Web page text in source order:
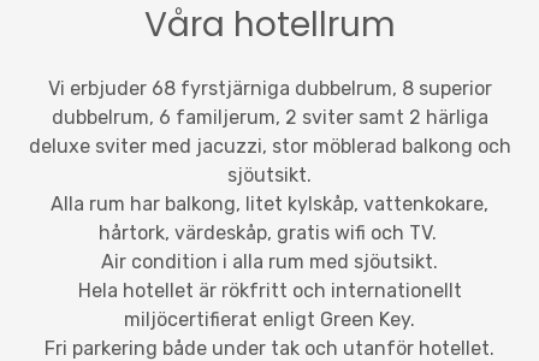
Våra hotellrum
Vi erbjuder 68 fyrstjärniga dubbelrum, 8 superior
dubbelrum, 6 familjerum, 2 sviter samt 2 härliga
deluxe sviter med jacuzzi, stor möblerad balkong och
sjöutsikt.
Alla rum har balkong, litet kylskåp, vattenkokare,
hårtork, värdeskåp, gratis wifi och TV.
Air condition i alla rum med sjöutsikt.
Hela hotellet är rökfritt och internationellt
miljöcertifierat enligt Green Key.
Fri parkering både under tak och utanför hotellet.